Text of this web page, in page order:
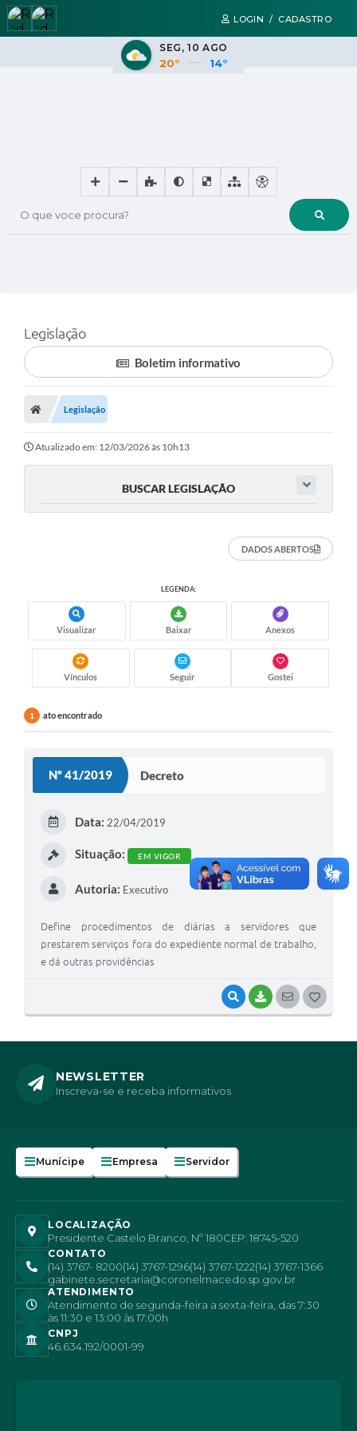
LOGIN / CADASTRO
O que voce procura?
SEG 10 AGO
20° 14°
Legislação
Boletim informativo
Legislação
Atualizado em: 12/03/2026 às 10h13
BUSCAR LEGISLAÇÃO
DADOS ABERTOS
LEGENDA:
Visualizar Baixar Anexos
Vínculos Seguir Gostei
1 ato encontrado
Nº 41/2019 Decreto
VISUALIZAR
BAIXARSEGUIR
Data: 22/04/2019
Situação: EM VIGOR
Autoria: Executivo
Define procedimentos de diárias a servidores que
prestarem serviços fora do expediente normal de trabalho,
e dá outras providências
NEWSLETTER
Inscreva-se e receba informativos
Munícipe Empresa Servidor
LOCALIZAÇÃO
Presidente Castelo Branco, Nº 180CEP: 18745-520
CONTATO
(14) 3767- 8200(14) 3767-1296(14) 3767-1222(14) 3767-1366
gabinete.secretaria@coronelmacedo.sp.gov.br
ATENDIMENTO
Atendimento de segunda-feira a sexta-feira, das 7:30
às 11:30 e 13:00 às 17:00h
CNPJ
46.634.192/0001-99